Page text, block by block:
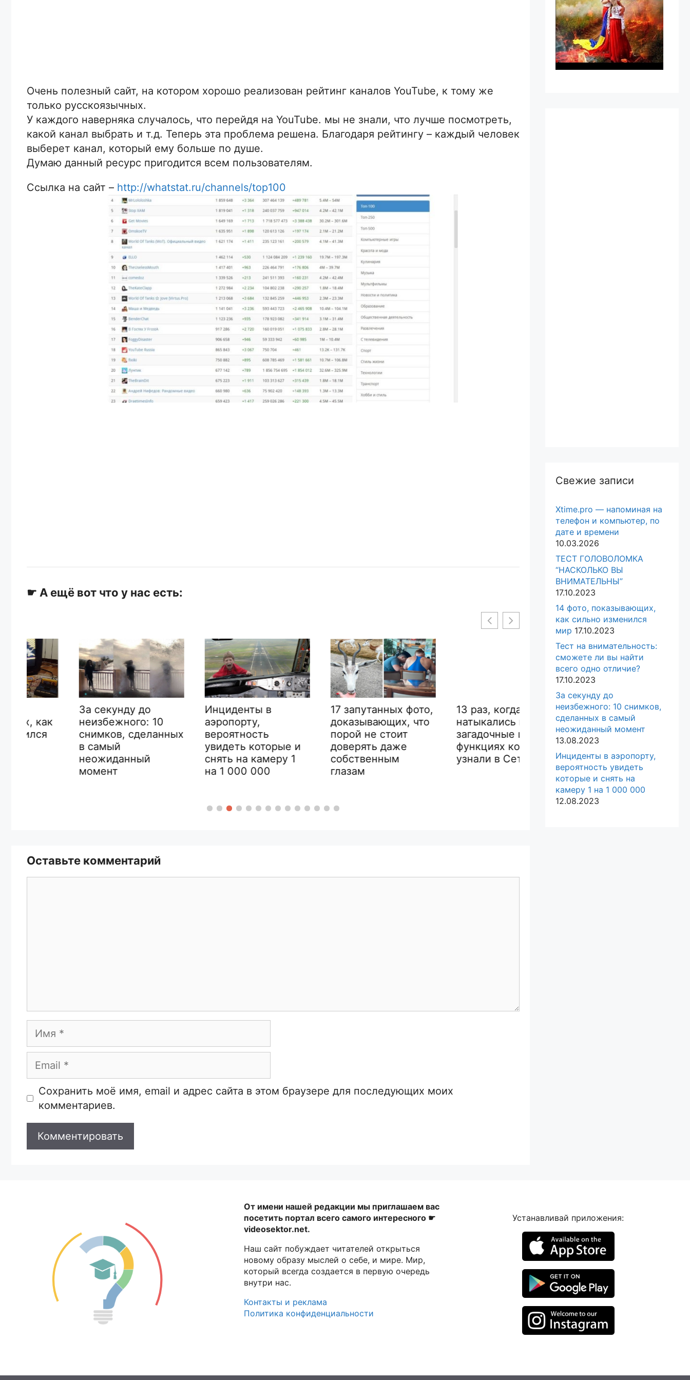
Очень полезный сайт, на котором хорошо реализован рейтинг каналов YouTube, к тому же
только русскоязычных.
У каждого наверняка случалось, что перейдя на YouTube. мы не знали, что лучше посмотреть,
какой канал выбрать и т.д. Теперь эта проблема решена. Благодаря рейтингу – каждый человек
выберет канал, который ему больше по душе.
Думаю данный ресурс пригодится всем пользователям.
Ссылка на сайт – http://whatstat.ru/channels/top100
☛ А ещё вот что у нас есть:
За секунду до
неизбежного: 10
снимков, сделанных
неожиданный
Инциденты в
аэропорту,
вероятность
увидеть которые и
снять на камеру 1
на 1 000 000
17 запутанных фото,
доказывающих, что
порой не стоит
доверять даже
собственным
13 раз, когда люди
натыкались на
загадочные штуки, о
функциях которых
узнали в Сети
17 настолько
смешных
автомобилей, что их
было невозможно
сфотографировать
Оставьте комментарий
Имя
Email
Сайт
Сохранить моё имя, email и адрес сайта в этом браузере для последующих моих
комментариев.
Свежие записи
Xtime.pro — напоминая на
телефон и компьютер, по
дате и времени
10.03.2026
ТЕСТ ГОЛОВОЛОМКА
“НАСКОЛЬКО ВЫ
ВНИМАТЕЛЬНЫ”
17.10.2023
14 фото, показывающих,
как сильно изменился
мир 17.10.2023
Тест на внимательность:
сможете ли вы найти
всего одно отличие?
17.10.2023
За секунду до
неизбежного: 10 снимков,
сделанных в самый
неожиданный момент
13.08.2023
Инциденты в аэропорту,
вероятность увидеть
которые и снять на
камеру 1 на 1 000 000
12.08.2023
От имени нашей редакции мы приглашаем вас
посетить портал всего самого интересного ☛
videosektor.net.
Наш сайт побуждает читателей открыться
новому образу мыслей о себе, и мире. Мир,
который всегда создается в первую очередь
внутри нас.
Контакты и реклама
Политика конфиденциальности
Устанавливай приложения: